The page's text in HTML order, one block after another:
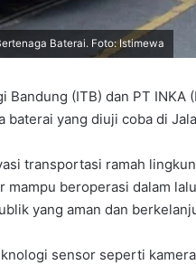
Baterai. Foto: Istimewa
Bandung (ITB) dan PT
yang diuji coba di
transportasi ramah
beroperasi dalam
yang aman dan
sensor seperti